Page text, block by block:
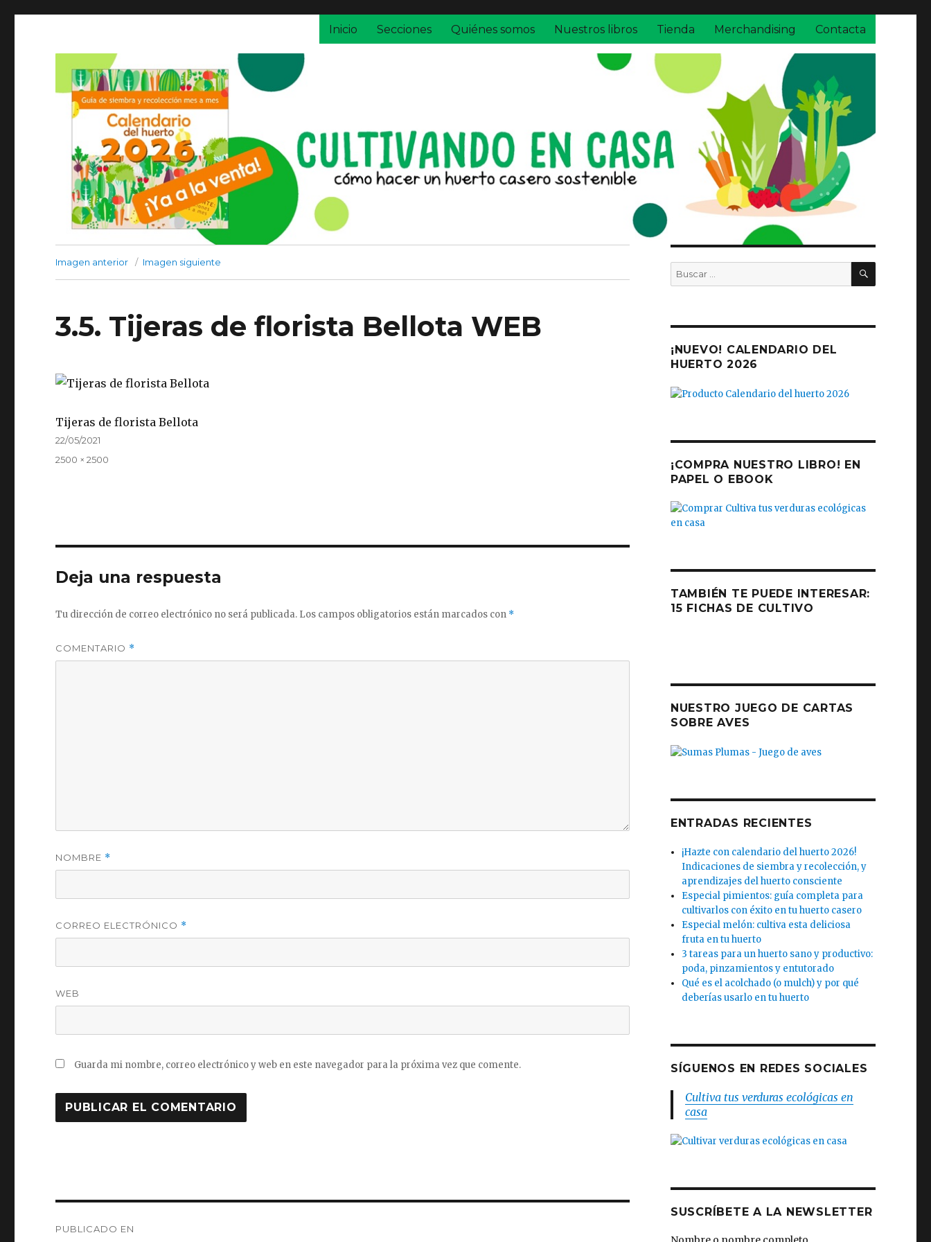
Inicio Secciones Quiénes somos Nuestros libros Tienda Merchandising Contacta
Imagen anterior Imagen siguiente
3.5. Tijeras de florista Bellota WEB
Tijeras de florista Bellota
Publicado
22/05/2021
Tamaño
2500 × 2500
Deja una respuesta
Tu dirección de correo electrónico no será publicada. Los campos obligatorios están marcados con *
COMENTARIO *
NOMBRE *
CORREO ELECTRÓNICO *
WEB
Guarda mi nombre, correo electrónico y web en este navegador para la próxima vez que comente.
PUBLICADO EN
Buscar
por:
BUSCAR
¡NUEVO! CALENDARIO DEL
HUERTO 2026
¡COMPRA NUESTRO LIBRO! EN
PAPEL O EBOOK
TAMBIÉN TE PUEDE INTERESAR:
15 FICHAS DE CULTIVO
NUESTRO JUEGO DE CARTAS
SOBRE AVES
ENTRADAS RECIENTES
¡Hazte con calendario del huerto 2026!
Indicaciones de siembra y recolección, y
aprendizajes del huerto consciente
Especial pimientos: guía completa para
cultivarlos con éxito en tu huerto casero
Especial melón: cultiva esta deliciosa
fruta en tu huerto
3 tareas para un huerto sano y productivo:
poda, pinzamientos y entutorado
Qué es el acolchado (o mulch) y por qué
deberías usarlo en tu huerto
SÍGUENOS EN REDES SOCIALES
Cultiva tus verduras ecológicas en
casa
SUSCRÍBETE A LA NEWSLETTER